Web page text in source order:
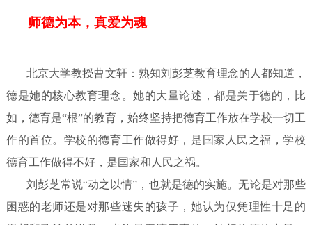
师德为本，真爱为魂
北京大学教授曹文轩：熟知刘彭芝教育理念的人都知道，
德是她的核心教育理念。她的大量论述，都是关于德的，比
如，德育是“根”的教育，始终坚持把德育工作放在学校一切工
作的首位。学校的德育工作做得好，是国家人民之福，学校
德育工作做得不好，是国家和人民之祸。
刘彭芝常说“动之以情”，也就是德的实施。无论是对那些
困惑的老师还是对那些迷失的孩子，她认为仅凭理性十足的